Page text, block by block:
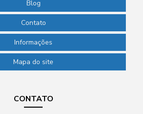
Blog
Contato
Informações
Mapa do site
CONTATO